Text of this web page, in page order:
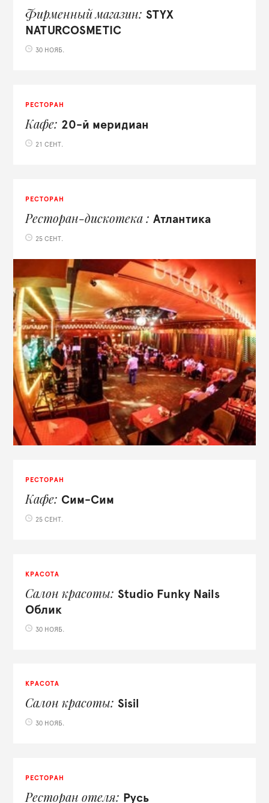
Фирменный магазин
STYX
NATURCOSMETIC
30 НОЯБ.
РЕСТОРАН
Кафе 20-й меридиан
21 СЕНТ.
РЕСТОРАН
Ресторан-дискотека Атлантика
25 СЕНТ.
РЕСТОРАН
Кафе Сим-Сим
25 СЕНТ.
КРАСОТА
Салон красоты
Studio Funky Nails
Облик
30 НОЯБ.
КРАСОТА
Салон красоты Sisil
30 НОЯБ.
РЕСТОРАН
Ресторан отеля Русь